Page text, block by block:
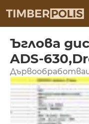
Ъглова
ADS-